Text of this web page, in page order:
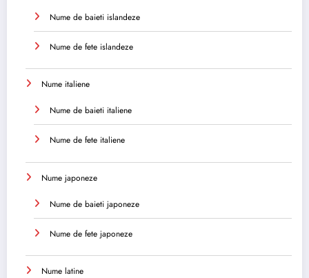
Nume de baieti islandeze
Nume de fete islandeze
Nume italiene
Nume de baieti italiene
Nume de fete italiene
Nume japoneze
Nume de baieti japoneze
Nume de fete japoneze
Nume latine